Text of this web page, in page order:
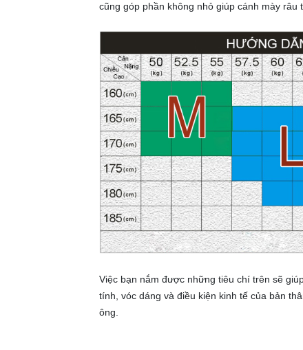
cũng góp phần không nhỏ giúp cánh mày râu
Việc bạn nắm được những tiêu chí trên sẽ
tính, vóc dáng và điều kiện kinh tế của bản
ông.